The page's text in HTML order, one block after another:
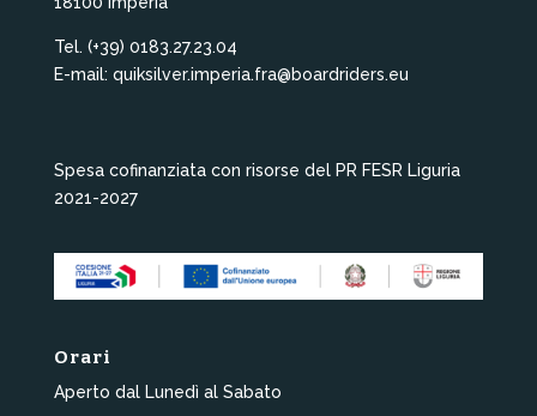
Tel. (+39) 0183.27.23.04
E-mail: quiksilver.imperia.fra@boardriders.eu
Spesa cofinanziata con risorse del PR FESR Liguria
2021-2027
Orari
Aperto dal Lunedì al Sabato